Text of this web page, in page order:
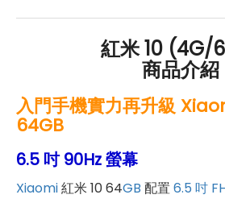
紅米 10 (4G/
商品介紹
入門手機實力再升級
64GB
6.5 吋 90Hz 螢幕
Xiaomi紅米 10 64GB 配置 6.5 吋